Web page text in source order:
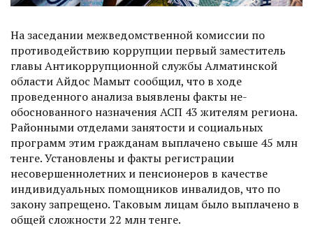
На заседании межведомственной комиссии по
противодействию коррупции первый заместитель
главы Антикоррупционной службы Алматинской
области Айдос Мамыт сообщил, что в ходе
проведенного анализа выявлены факты не­
обоснованного назначения АСП 43 жителям региона.
Районными отделами занятости и социальных
программ этим гражданам выплачено свыше 45 млн
тенге. Установлены и факты регистрации
несовершеннолетних и пенсионеров в качестве
индивидуальных помощников инвалидов, что по
закону запрещено. Таковым лицам было выплачено в
общей сложности 22 млн тенге.